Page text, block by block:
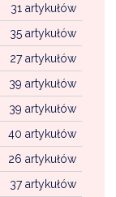
31 artykułów
35 artykułów
27 artykułów
39 artykułów
39 artykułów
40 artykułów
26 artykułów
37 artykułów